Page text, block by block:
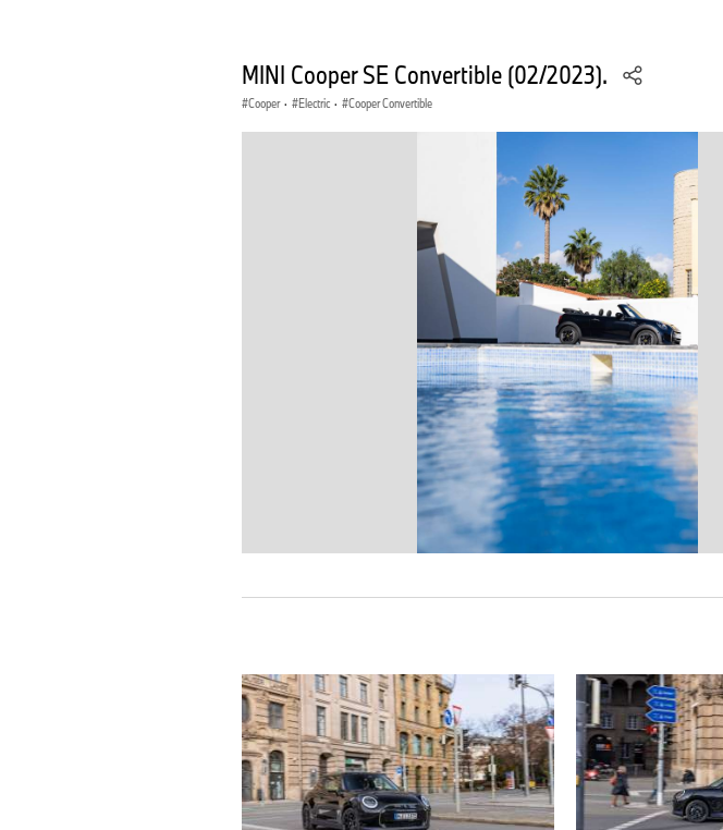
MINI Cooper SE Convertible (02/2023).
Cooper · Electric · Cooper Convertible